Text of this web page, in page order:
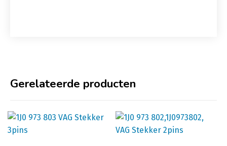
Gerelateerde producten